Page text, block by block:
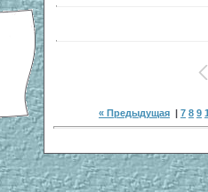
« Предыдущая | 7 8 9